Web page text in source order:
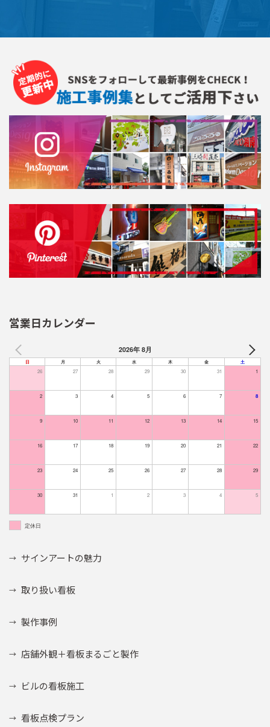
営業日カレンダー
2026年 8月
日 月 火 水 木 金 土
26 27 28 29 30 31 1
2 3 4 5 6 7 8
9 10 11 12 13 14 15
16 17 18 19 20 21 22
23 24 25 26 27 28 29
30 31 1 2 3 4 5
定休日
サインアートの魅力
取り扱い看板
製作事例
店舗外観＋看板まるごと製作
ビルの看板施工
看板点検プラン